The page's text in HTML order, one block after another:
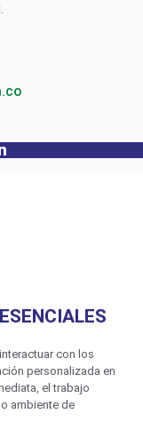
con los
personalizada en
el trabajo
ambiente de